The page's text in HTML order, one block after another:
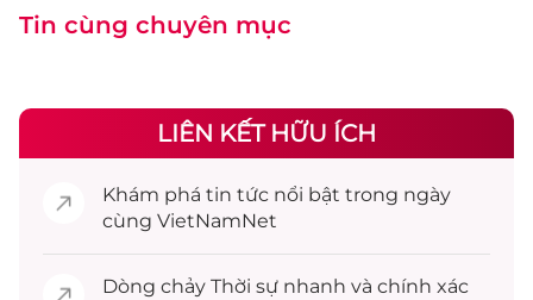
Tin cùng chuyên mục
LIÊN KẾT HỮU ÍCH
Khám phá tin tức nổi bật trong ngày
cùng VietNamNet
Dòng chảy Thời sự nhanh và chính xác